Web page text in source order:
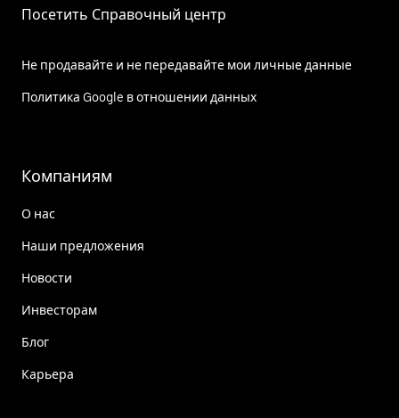
Посетить Справочный центр
Не продавайте и не передавайте мои личные данные
Политика Google в отношении данных
Компаниям
О нас
Наши предложения
Новости
Инвесторам
Блог
Карьера